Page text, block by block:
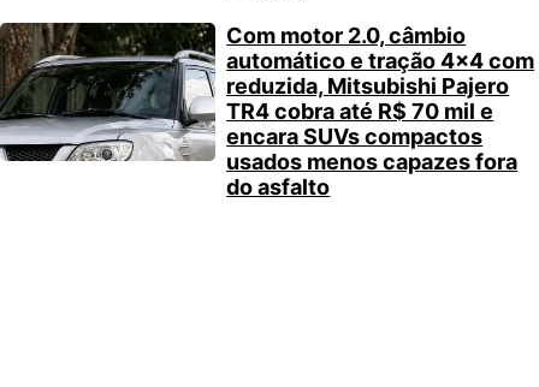
Com motor 2.0, câmbio
automático e tração 4×4 com
reduzida, Mitsubishi Pajero
TR4 cobra até R$ 70 mil e
encara SUVs compactos
usados menos capazes fora
do asfalto